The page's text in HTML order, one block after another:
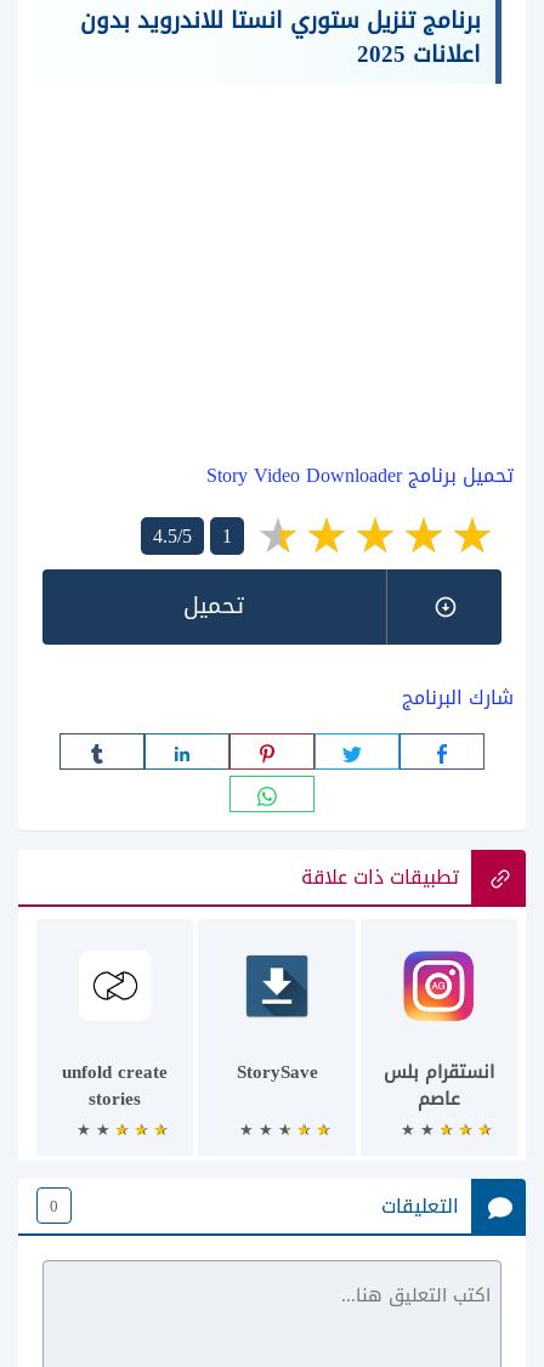
برنامج تنزيل ستوري انستا للاندرويد بدون
اعلانات 2025
تحميل برنامج Story Video Downloader
4.5/5
1
تحميل
شارك البرنامج
تطبيقات ذات علاقة
انستقرام بلس
عاصم
StorySave
unfold create
stories
Instagram
التعليقات 0